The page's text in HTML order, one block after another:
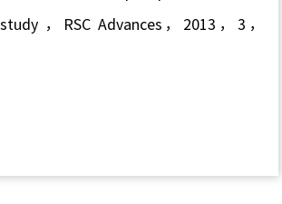
， RSC Advances ，2013，3，